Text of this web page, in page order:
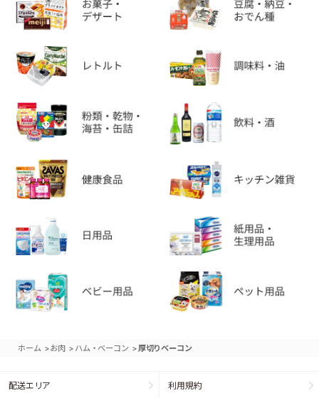
ホーム >お肉 > ハム・ベーコン > 厚切りベーコン
配送エリア 利用規約